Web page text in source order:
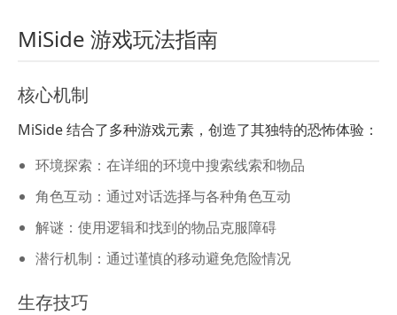
MiSide 游戏玩法指南
核心机制
MiSide 结合了多种游戏元素，创造了其独特的恐怖体验：
环境探索：在详细的环境中搜索线索和物品
角色互动：通过对话选择与各种角色互动
解谜：使用逻辑和找到的物品克服障碍
潜行机制：通过谨慎的移动避免危险情况
生存技巧